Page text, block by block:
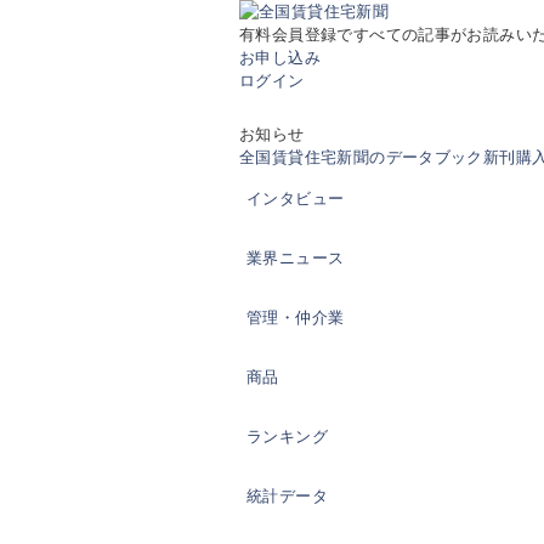
有料会員登録ですべての記事がお読みい
お申し込み
ログイン
お知らせ
全国賃貸住宅新聞のデータブック新刊購
インタビュー
業界ニュース
管理・仲介業
商品
ランキング
統計データ